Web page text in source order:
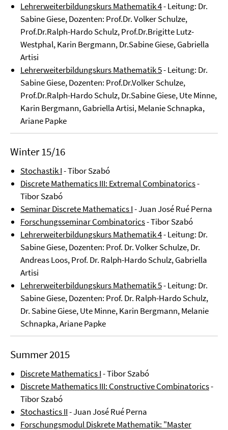
Lehrerweiterbildungskurs Mathematik 4- Leitung: Dr.
Sabine Giese, Dozenten: Prof.Dr. Volker Schulze,
Prof.Dr.Ralph-Hardo Schulz, Prof.Dr.Brigitte Lutz-
Westphal, Karin Bergmann, Dr.Sabine Giese, Gabriella
Artisi
Lehrerweiterbildungskurs Mathematik 5- Leitung: Dr.
Sabine Giese, Dozenten: Prof.Dr.Volker Schulze,
Prof.Dr.Ralph-Hardo Schulz, Dr.Sabine Giese, Ute Minne,
Karin Bergmann, Gabriella Artisi, Melanie Schnapka,
Ariane Papke
Winter 15/16
Stochastik I- Tibor Szabó
Discrete Mathematics III: Extremal Combinatorics-
Tibor Szabó
Seminar Discrete Mathematics I- Juan José Rué Perna
Forschungsseminar Combinatorics- Tibor Szabó
Lehrerweiterbildungskurs Mathematik 4- Leitung: Dr.
Sabine Giese, Dozenten: Prof. Dr. Volker Schulze, Dr.
Andreas Loos, Prof. Dr. Ralph-Hardo Schulz, Gabriella
Artisi
Lehrerweiterbildungskurs Mathematik 5- Leitung: Dr.
Sabine Giese, Dozenten: Prof. Dr. Ralph-Hardo Schulz,
Dr. Sabine Giese, Ute Minne, Karin Bergmann, Melanie
Schnapka, Ariane Papke
Summer 2015
Discrete Mathematics I- Tibor Szabó
Discrete Mathematics III: Constructive Combinatorics-
Tibor Szabó
Stochastics II- Juan José Rué Perna
Forschungsmodul Diskrete Mathematik: "Master